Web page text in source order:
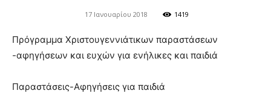
17 Ιανουαρίου 2018 1419
Πρόγραμμα Χριστουγεννιάτικων παραστάσεων
-αφηγήσεων και ευχών για ενήλικες και παιδιά
Παραστάσεις-Αφηγήσεις για παιδιά